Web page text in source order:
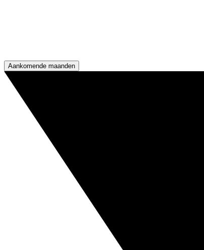
Aankomende maanden